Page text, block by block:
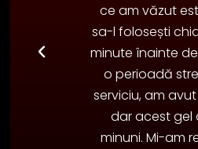
ce am văzut
sa-l folosești
minute înainte
o perioadă
serviciu, am
dar acest gel
minuni. Mi-am